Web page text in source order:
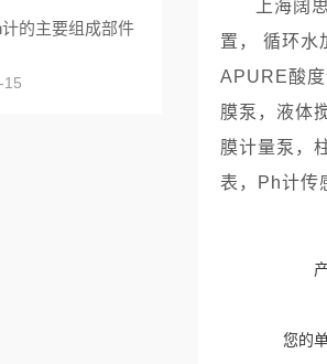
上海阔
置， 循环水
APURE酸
膜泵，液体
膜计量泵，
表，Ph计传
您的
的主要组成部件
15